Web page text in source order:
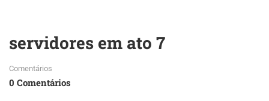
servidores em ato 7
Comentários
0 Comentários